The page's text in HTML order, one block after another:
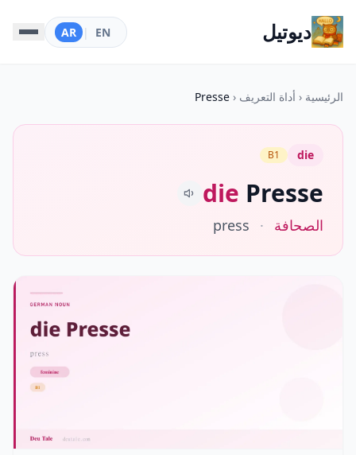
ديوتيل EN
|
AR
الرئيسية ‹ أداة التعريف ‹
Presse
die
B1
die Presse
الصحافة ·
press